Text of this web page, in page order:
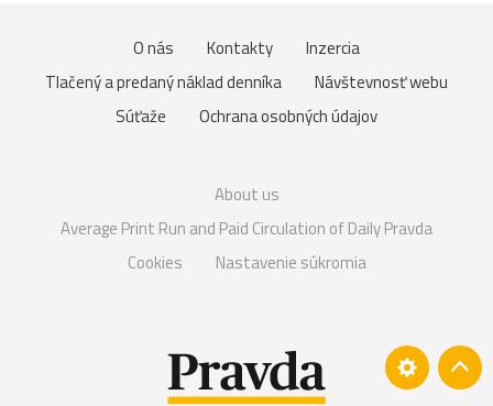
O nás Kontakty
Inzercia
Tlačený a predaný náklad denníka
Návštevnosť webu
Súťaže
Ochrana osobných údajov
About us
Average Print Run and Paid Circulation of Daily Pravda
Cookies
Nastavenie súkromia